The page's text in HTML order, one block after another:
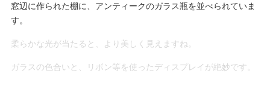
窓辺に作られた棚に、アンティークのガラス瓶を並べられていま
す。
柔らかな光が当たると、より美しく見えますね。
ガラスの色合いと、リボン等を使ったディスプレイが絶妙です。